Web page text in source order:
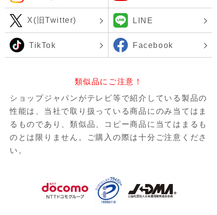
X(旧Twitter) LINE
TikTok Facebook
類似品にご注意！
ショップジャパンがテレビ等で紹介している製品の
性能は、当社で取り扱っている商品にのみ当てはま
るものであり、類似品、コピー商品に当てはまるも
のとは限りません。ご購入の際は十分ご注意くださ
い。